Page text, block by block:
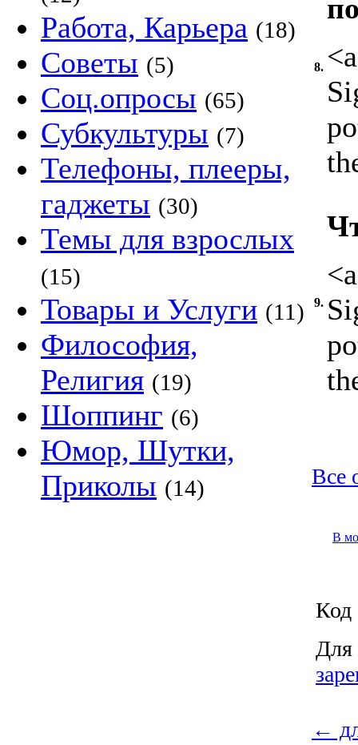
Работа, Карьера (18)
Советы (5)
Соц.опросы (65)
Субкультуры (7)
Телефоны, плееры,
гаджеты (30)
Темы для взрослых
(15)
Товары и Услуги (11)
Философия,
Религия (19)
Шоппинг (6)
Юмор, Шутки,
Приколы (14)
8.
9.
Все
В
Код
Для
←